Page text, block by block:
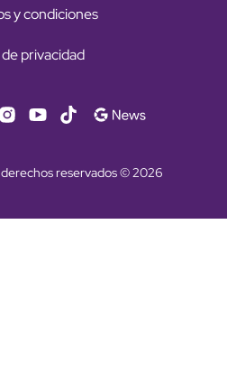
y condiciones
privacidad
reservados © 2026